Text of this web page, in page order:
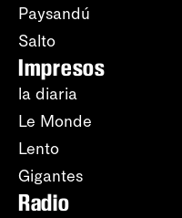
Paysandú
Salto
Impresos
la diaria
Le Monde
Lento
Gigantes
Radio